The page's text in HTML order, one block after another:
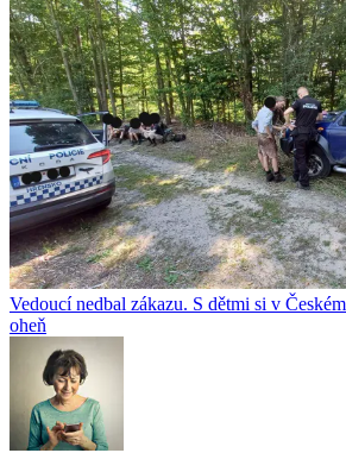
Vedoucí nedbal zákazu. S dětmi si v
oheň